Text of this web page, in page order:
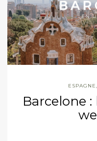
ESPAGNE,
Barcelone :